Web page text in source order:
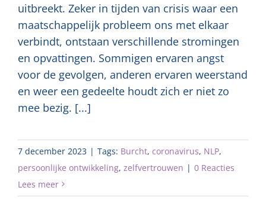
uitbreekt. Zeker in tijden van crisis waar een
maatschappelijk probleem ons met elkaar
verbindt, ontstaan verschillende stromingen
en opvattingen. Sommigen ervaren angst
voor de gevolgen, anderen ervaren weerstand
en weer een gedeelte houdt zich er niet zo
mee bezig. [...]
7 december 2023 | Tags: Burcht, coronavirus, NLP,
persoonlijke ontwikkeling, zelfvertrouwen | 0 Reacties
Lees meer